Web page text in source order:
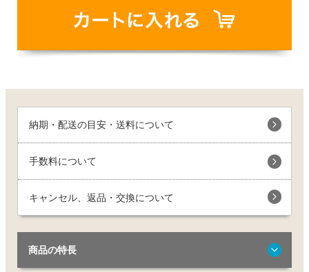
納期・配送の目安・送料について
手数料について
キャンセル、返品・交換について
商品の特長